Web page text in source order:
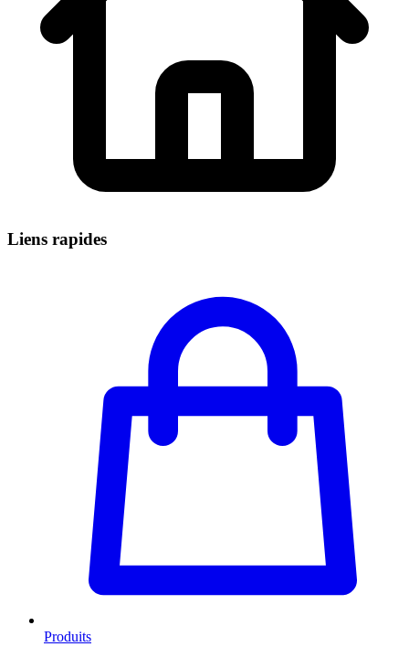
Liens rapides
Produits